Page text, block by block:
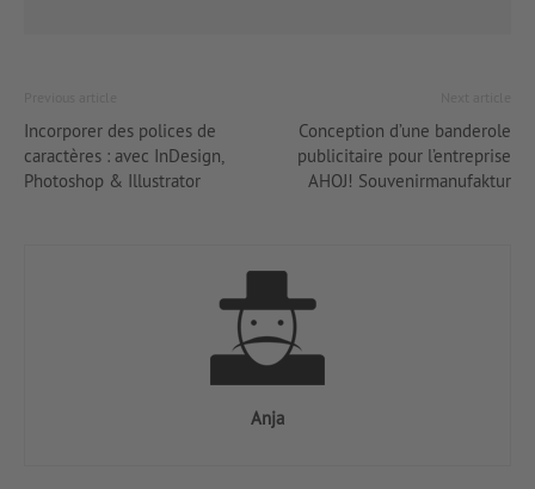
Incorporer des polices de
caractères : avec InDesign,
Photoshop & Illustrator
Conception d’une banderole
publicitaire pour l’entreprise
AHOJ! Souvenirmanufaktur
Anja